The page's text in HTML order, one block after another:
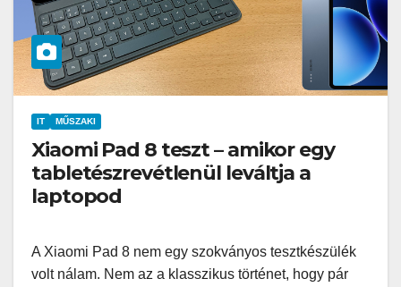
IT MŰSZAKI
Xiaomi Pad 8 teszt – amikor egy
tabletészrevétlenül leváltja a
laptopod
A Xiaomi Pad 8 nem egy szokványos tesztkészülék
volt nálam. Nem az a klasszikus történet, hogy pár